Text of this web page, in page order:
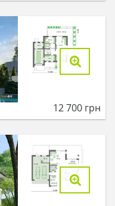
12 700 грн